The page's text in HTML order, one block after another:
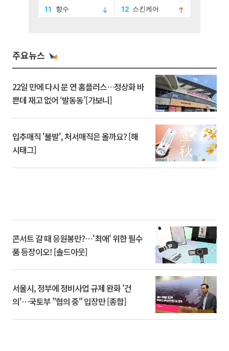
주요뉴스
22일 만에 다시 문 연 홈플러스…정상화 바
쁜데 재고 없어 ‘발동동’[가보니]
입추매직 '불발', 처서매직은 올까요? [해
시태그]
콘서트 갈 때 응원봉만?⋯'최애' 위한 필수
품 등장이오! [솔드아웃]
서울시, 정부에 정비사업 규제 완화 '건
의'⋯국토부 "협의 중" 입장만 [종합]